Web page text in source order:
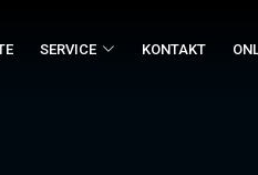
SERVICE KONTAKT